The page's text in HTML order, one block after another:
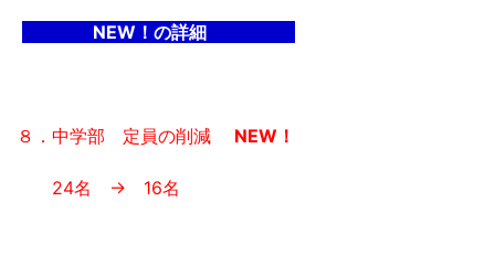
NEW！の詳細
８．中学部 定員の削減 NEW！
24名 → 16名